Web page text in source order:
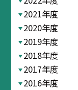
2021年度
2020年度
2019年度
2018年度
2017年度
2016年度